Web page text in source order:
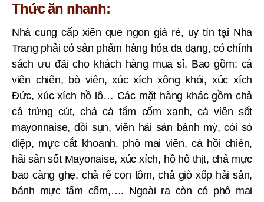
Thức ăn nhanh:
Nhà cung cấp xiên que ngon giá rẻ, uy tín tại Nha
Trang phải có sản phẩm hàng hóa đa dạng, có chính
sách ưu đãi cho khách hàng mua sỉ. Bao gồm: cá
viên chiên, bò viên, xúc xích xông khói, xúc xích
Đức, xúc xích hồ lô… Các mặt hàng khác gồm chả
cá trứng cút, chả cá tẩm cốm xanh, cá viên sốt
mayonnaise, dồi sụn, viên hải sản bánh mỳ, còi sò
điệp, mực cắt khoanh, phô mai viên, cá hồi chiên,
hải sản sốt Mayonaise, xúc xích, hồ hô thịt, chả mực
bao càng ghẹ, chả rế con tôm, chả giò xốp hải sản,
bánh mực tẩm cốm,…. Ngoài ra còn có phô mai